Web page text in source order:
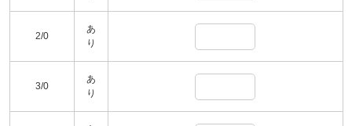
2/0
あ
り
3/0
あ
り